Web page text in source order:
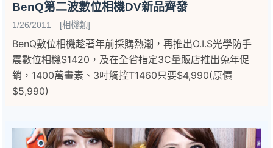
BenQ第二波數位相機DV新品齊發
1/26/2011 [相機類]
BenQ數位相機趁著年前採購熱潮，再推出O.I.S光學防手
震數位相機S1420，及在全省指定3C量販店推出兔年促
銷，1400萬畫素、3吋觸控T1460只要$4,990(原價
$5,990)